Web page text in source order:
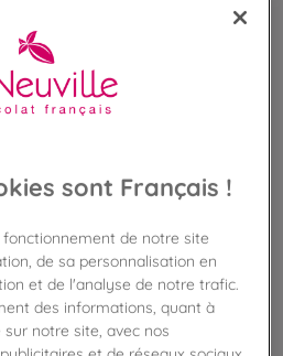
de fidélité !
Privilège
allergènes
100
en France
sont Français !
de notre site
de sa personnalisation en
et de l'analyse de notre trafic.
des informations, quant à
notre site, avec nos